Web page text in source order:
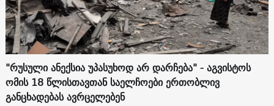
"რუსული ანექსია უპასუხოდ არ დარჩება" - აგვისტოს
ომის 18 წლისთავთან საელჩოები ერთობლივ
განცხადებას ავრცელებენ